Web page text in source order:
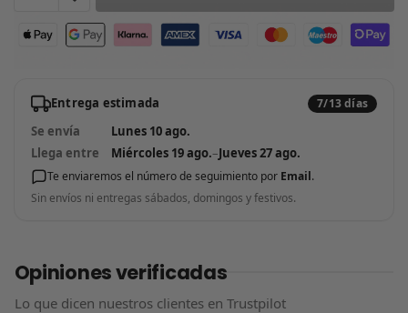
Entrega estimada 7/13 días
Se envía
Lunes 10 ago.
Llega entre
Miércoles 19 ago.–Jueves 27 ago.
Te enviaremos el número de seguimiento por Email.
Sin envíos ni entregas sábados, domingos y festivos.
Opiniones verificadas
Lo que dicen nuestros clientes en Trustpilot